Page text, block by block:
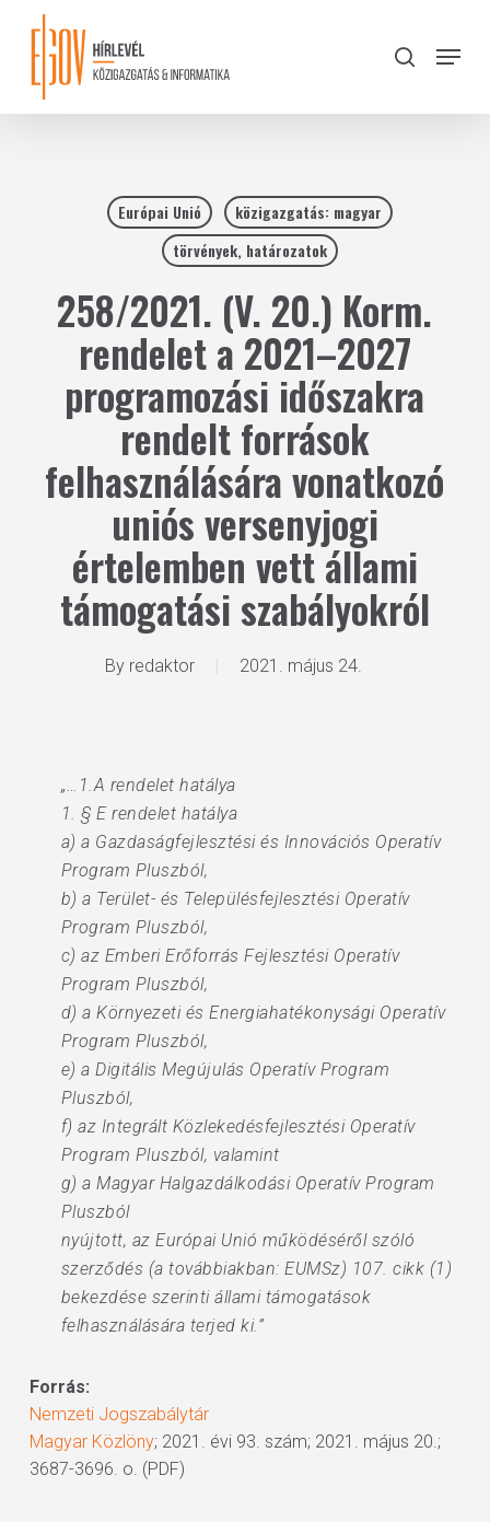
content
search
Menu
Európai Unió
közigazgatás: magyar
törvények, határozatok
258/2021. (V. 20.) Korm.
rendelet a 2021–2027
programozási időszakra
rendelt források
felhasználására vonatkozó
uniós versenyjogi
értelemben vett állami
támogatási szabályokról
By redaktor 2021. május 24.
„…1.A rendelet hatálya
1. § E rendelet hatálya
a) a Gazdaságfejlesztési és Innovációs Operatív
Program Pluszból,
b) a Terület- és Településfejlesztési Operatív
Program Pluszból,
c) az Emberi Erőforrás Fejlesztési Operatív
Program Pluszból,
d) a Környezeti és Energiahatékonysági Operatív
Program Pluszból,
e) a Digitális Megújulás Operatív Program
Pluszból,
f) az Integrált Közlekedésfejlesztési Operatív
Program Pluszból, valamint
g) a Magyar Halgazdálkodási Operatív Program
Pluszból
nyújtott, az Európai Unió működéséről szóló
szerződés (a továbbiakban: EUMSz) 107. cikk (1)
bekezdése szerinti állami támogatások
felhasználására terjed ki.”
Forrás:
Nemzeti Jogszabálytár
Magyar Közlöny; 2021. évi 93. szám; 2021. május 20.;
3687-3696. o. (PDF)
Close